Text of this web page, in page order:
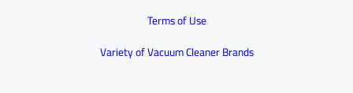
Terms of Use
Variety of Vacuum Cleaner Brands